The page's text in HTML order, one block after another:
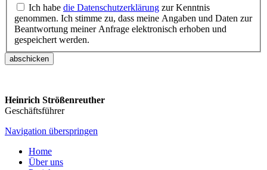
Ich habe die Datenschutzerklärung zur Kenntnis
genommen. Ich stimme zu, dass meine Angaben und Daten zur
Beantwortung meiner Anfrage elektronisch erhoben und
gespeichert werden.
abschicken
Heinrich Strößenreuther
Geschäftsführer
Navigation überspringen
Home
Über uns